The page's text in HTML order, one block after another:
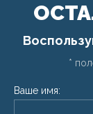
*
Ваше имя: